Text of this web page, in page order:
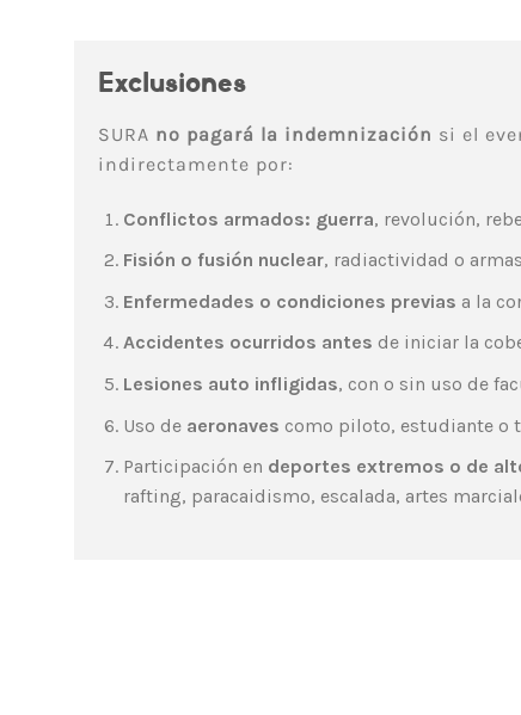
Exclusiones
SURA no pagará la indemnización si el
indirectamente por:
Conflictos armados: guerra, revolución,
Fisión o fusión nuclear, radiactividad o
Enfermedades o condiciones previas a la
Accidentes ocurridos antes de iniciar la
Lesiones auto infligidas, con o sin uso de
Uso de aeronaves como piloto, estudiante o
Participación en deportes extremos o de
rafting, paracaidismo, escalada, artes